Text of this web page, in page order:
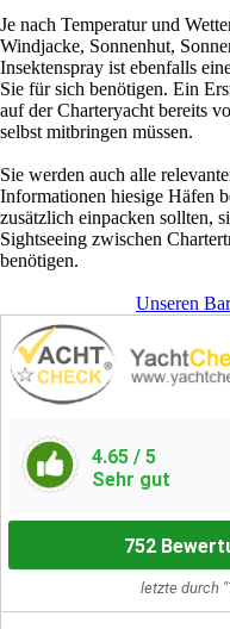
Je nach Temperatur und
Windjacke, Sonnenhut,
Insektenspray ist ebenfalls
Sie für sich benötigen. Ein
auf der Charteryacht bereits
selbst mitbringen müssen.
Sie werden auch alle
Informationen hiesige Häfen
zusätzlich einpacken sollten,
Sightseeing zwischen
benötigen.
Unseren
4.65 / 5
Sehr gut
752
letzte durch